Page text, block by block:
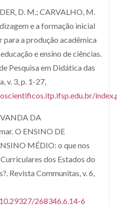
D. M.; CARVALHO, M.
e a formação inicial
a produção acadêmica
e ensino de ciências.
Pesquisa em Didática das
v. 3, p. 1-27,
DA
O ENSINO DE
MÉDIO: o que nos
dos Estados do
Revista Communitas, v. 6,
268346.6.14-6